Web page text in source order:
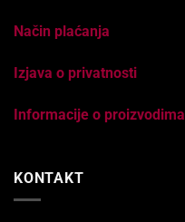
Način plaćanja
Izjava o privatnosti
Informacije o proizvodima
KONTAKT